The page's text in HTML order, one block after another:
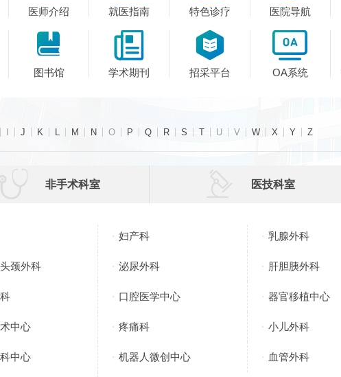
医师介绍 就医指南 特色诊疗 医院导航

图书馆

学术期刊

招采平台

OA系统
J K L M N O P Q R S T U V W X Y Z
非手术科室 医技科室
妇产科 乳腺外科
颈外科 泌尿外科 肝胆胰外科
口腔医学中心 器官移植中心
中心 疼痛科 小儿外科
中心 机器人微创中心 血管外科